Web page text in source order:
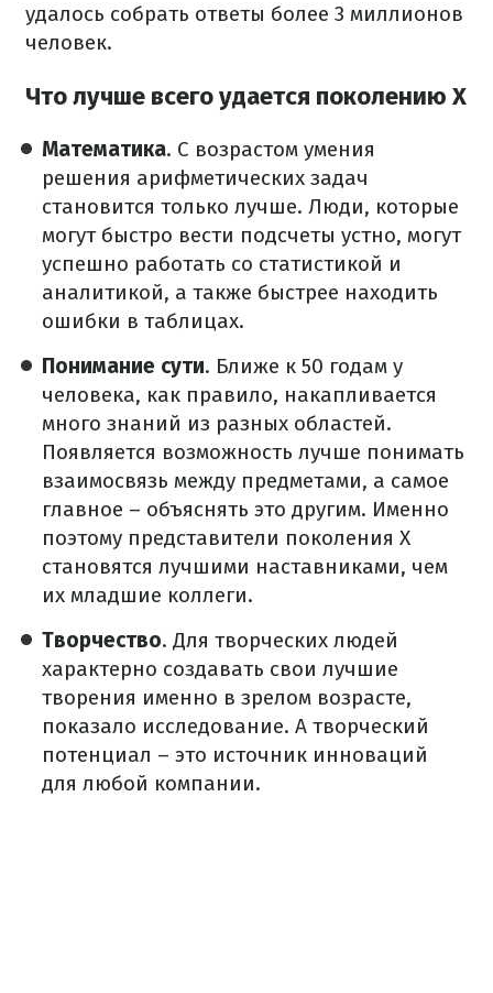
удалось собрать ответы более 3 миллионов
человек.
Что лучше всего удается поколению Х
Математика. С возрастом умения
решения арифметических задач
становится только лучше. Люди, которые
могут быстро вести подсчеты устно, могут
успешно работать со статистикой и
аналитикой, а также быстрее находить
ошибки в таблицах.
Понимание сути. Ближе к 50 годам у
человека, как правило, накапливается
много знаний из разных областей.
Появляется возможность лучше понимать
взаимосвязь между предметами, а самое
главное – объяснять это другим. Именно
поэтому представители поколения Х
становятся лучшими наставниками, чем
их младшие коллеги.
Творчество. Для творческих людей
характерно создавать свои лучшие
творения именно в зрелом возрасте,
показало исследование. А творческий
потенциал – это источник инноваций
для любой компании.